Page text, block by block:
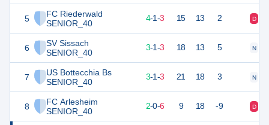
5
FC Riederwald
SENIOR_40
6
SV Sissach
SENIOR_40
7
US Bottecchia Bs
SENIOR_40
8
FC Arlesheim
SENIOR_40
4-1-3 15 13 2 D
3-1-3 18 13 5 N
10 3-1-3 21 18 3 N
2-0-6 9 18 -9 D